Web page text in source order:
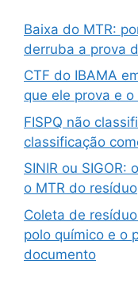
Baixa do MTR:
derruba a prova
CTF do IBAMA
que ele prova e
FISPQ não
classificação
SINIR ou
o MTR do resíduo
Coleta de
polo químico e o
documento